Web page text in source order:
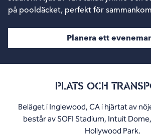
på pooldäcket, perfekt för
Planera ett
PLATS OCH
Beläget i Inglewood, CA i hjärtat av
består av SOFI Stadium, Intuit
Hollywood Park.